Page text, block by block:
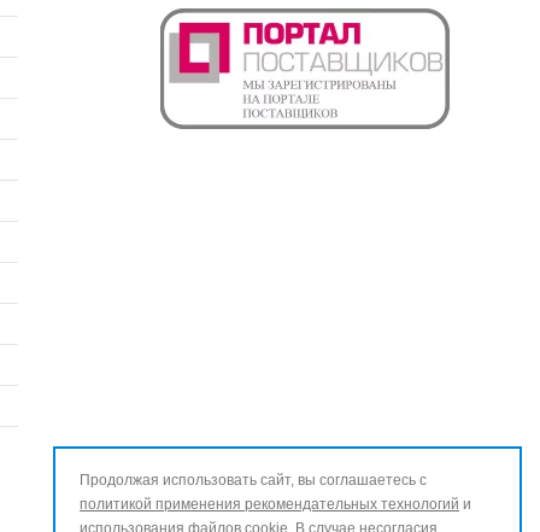
Продолжая использовать сайт, вы соглашаетесь с
политикой применения рекомендательных технологий и
использования файлов cookie . В случае несогласия